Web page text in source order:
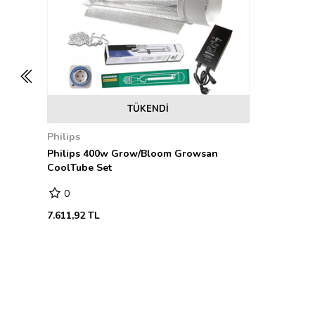
TÜKENDI
Philips
Philips 400w Grow/Bloom Growsan
CoolTube Set
0
7.611,92 TL